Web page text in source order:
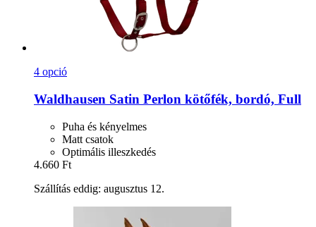
4 opció
Waldhausen Satin Perlon kötőfék, bordó, Full
Puha és kényelmes
Matt csatok
Optimális illeszkedés
4.660 Ft
Szállítás eddig: augusztus 12.